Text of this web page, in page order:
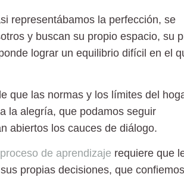
representábamos la perfección, se
y buscan su propio espacio, su
lograr un equilibrio difícil en el
que las normas y los límites del
la alegría, que podamos seguir
abiertos los cauces de diálogo.
de aprendizaje requiere que
propias decisiones, que